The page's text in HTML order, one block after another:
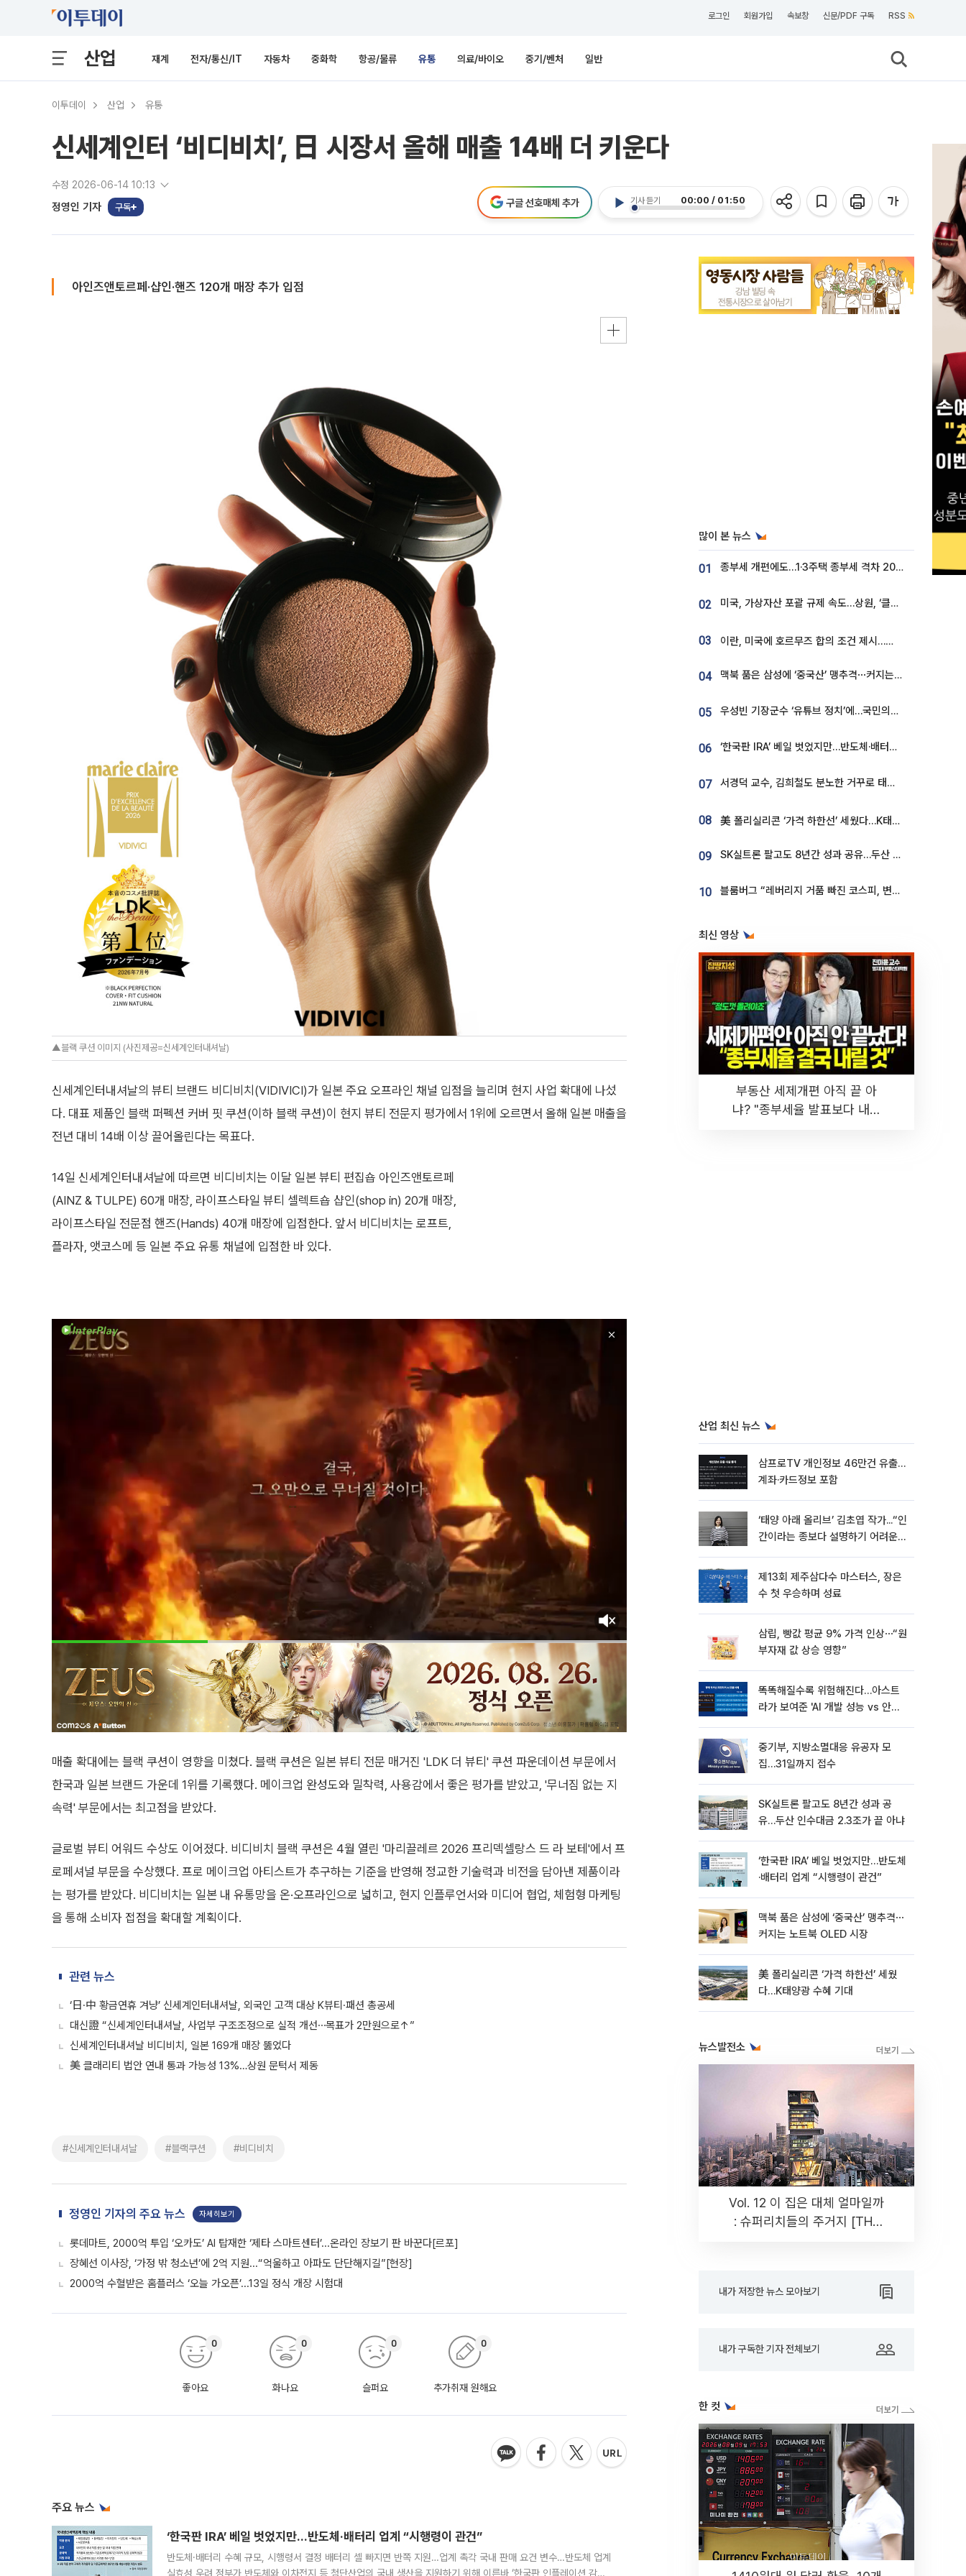
로그인 회원가입 속보창 신문/PDF 구독 RSS
산업 재계 전자/통신/IT 자동차 중화학 항공/물류 유통 의료/바이오 중기/벤처 일반
이투데이 산업 유통
신세계인터 ‘비디비치’, 日 시장서 올해 매출 14배 더 키운다
수정 2026-06-14 10:13
정영인 기자 구독
기사 듣기 00:00 / 01:50
구글 선호매체 추가
아인즈앤토르페·샵인·핸즈 120개 매장 추가 입점
▲블랙 쿠션 이미지 (사진제공=신세계인터내셔날)
신세계인터내셔날의 뷰티 브랜드 비디비치(VIDIVICI)가 일본 주요 오프라인 채널 입점을 늘리며 현지 사업 확대에 나섰
다. 대표 제품인 블랙 퍼펙션 커버 핏 쿠션(이하 블랙 쿠션)이 현지 뷰티 전문지 평가에서 1위에 오르면서 올해 일본 매출을
전년 대비 14배 이상 끌어올린다는 목표다.
14일 신세계인터내셔날에 따르면 비디비치는 이달 일본 뷰티 편집숍 아인즈앤토르페
(AINZ & TULPE) 60개 매장, 라이프스타일 뷰티 셀렉트숍 샵인(shop in) 20개 매장,
라이프스타일 전문점 핸즈(Hands) 40개 매장에 입점한다. 앞서 비디비치는 로프트,
플라자, 앳코스메 등 일본 주요 유통 채널에 입점한 바 있다.
매출 확대에는 블랙 쿠션이 영향을 미쳤다. 블랙 쿠션은 일본 뷰티 전문 매거진 'LDK 더 뷰티' 쿠션 파운데이션 부문에서
한국과 일본 브랜드 가운데 1위를 기록했다. 메이크업 완성도와 밀착력, 사용감에서 좋은 평가를 받았고, '무너짐 없는 지
속력' 부문에서는 최고점을 받았다.
글로벌 뷰티 어워드 수상도 이어졌다. 비디비치 블랙 쿠션은 4월 열린 '마리끌레르 2026 프리덱셀랑스 드 라 보테'에서 프
로페셔널 부문을 수상했다. 프로 메이크업 아티스트가 추구하는 기준을 반영해 정교한 기술력과 비전을 담아낸 제품이라
는 평가를 받았다. 비디비치는 일본 내 유통망을 온·오프라인으로 넓히고, 현지 인플루언서와 미디어 협업, 체험형 마케팅
을 통해 소비자 접점을 확대할 계획이다.
관련 뉴스
‘日·中 황금연휴 겨냥’ 신세계인터내셔날, 외국인 고객 대상 K뷰티·패션 총공세
대신證 “신세계인터내셔날, 사업부 구조조정으로 실적 개선⋯목표가 2만원으로↑”
신세계인터내셔날 비디비치, 일본 169개 매장 뚫었다
美 클래리티 법안 연내 통과 가능성 13%…상원 문턱서 제동
#신세계인터내셔날 #블랙쿠션 #비디비치
정영인 기자의 주요 뉴스 자세히보기
롯데마트, 2000억 투입 ‘오카도’ AI 탑재한 ‘제타 스마트센터’...온라인 장보기 판 바꾼다[르포]
장혜선 이사장, ‘가정 밖 청소년’에 2억 지원...“억울하고 아파도 단단해지길”[현장]
2000억 수혈받은 홈플러스 ‘오늘 가오픈’...13일 정식 개장 시험대
좋아요
0
화나요
0
슬퍼요
0
추가취재 원해요
0
주요 뉴스
‘한국판 IRA’ 베일 벗었지만…반도체·배터리 업계 “시행령이 관건”
반도체·배터리 수혜 규모, 시행령서 결정 배터리 셀 빠지면 반쪽 지원…업계 촉각 국내 판매 요건 변수…반도체 업계
실효성 우려 정부가 반도체와 이차전지 등 첨단산업의 국내 생산을 지원하기 위해 이른바 ‘한국판 인플레이션 감축
많이 본 뉴스
01 종부세 개편에도…1·3주택 종부세 격차 2028년부터 확대
02 미국, 가상자산 포괄 규제 속도…상원, ‘클래리티법’ 9월 절차투표 추진
03 이란, 미국에 호르무즈 합의 조건 제시…美 “경기 아직 안 끝나” [종합]
04 맥북 품은 삼성에 ‘중국산’ 맹추격⋯커지는 노트북 OLED 시장
05 우성빈 기장군수 ‘유튜브 정치’에…국민의힘 군의원들 집단 반발
06 ‘한국판 IRA’ 베일 벗었지만…반도체·배터리 업계 “시행령이 관건”
07 서경덕 교수, 김희철도 분노한 거꾸로 태극기⋯"엉터리는 아냐, 아쉬울 뿐"
08 美 폴리실리콘 ‘가격 하한선’ 세웠다…K태양광 수혜 기대
09 SK실트론 팔고도 8년간 성과 공유…두산 인수대금 2.3조가 끝 아냐
10 블룸버그 “레버리지 거품 빠진 코스피, 변동성 최악 국면 지났을 가능성”
최신 영상
부동산 세제개편 아직 끝 아
냐? "종부세율 발표보다 내릴
산업 최신 뉴스
삼프로TV 개인정보 46만건 유출…
계좌·카드정보 포함
‘태양 아래 올리브’ 김초엽 작가...“인
간이라는 종보다 설명하기 어려운
뷰]
제13회 제주삼다수 마스터스, 장은
수 첫 우승하며 성료
삼립, 빵값 평균 9% 가격 인상⋯“원
부자재 값 상승 영향”
똑똑해질수록 위험해진다…아스트
라가 보여준 'AI 개발 성능 vs 안전
중기부, 지방소멸대응 유공자 모
집…31일까지 접수
SK실트론 팔고도 8년간 성과 공
유…두산 인수대금 2.3조가 끝 아냐
‘한국판 IRA’ 베일 벗었지만…반도체
·배터리 업계 “시행령이 관건”
맥북 품은 삼성에 ‘중국산’ 맹추격⋯
커지는 노트북 OLED 시장
美 폴리실리콘 ‘가격 하한선’ 세웠
다…K태양광 수혜 기대
뉴스발전소
Vol. 12 이 집은 대체 얼마일까
: 슈퍼리치들의 주거지 [THE
내가 저장한 뉴스 모아보기
내가 구독한 기자 전체보기
한 컷